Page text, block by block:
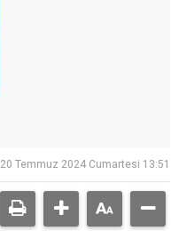
20 Temmuz 2024 Cumartesi 13:51